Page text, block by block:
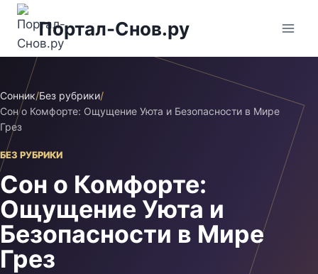
Перейти
содержимому
Портал-Снов.ру
Сонник/Без рубрики/
Сон о Комфорте: Ощущение Уюта и Безопасности в Мире
Грез
БЕЗ РУБРИКИ
Сон о Комфорте:
Ощущение Уюта и
Безопасности в Мире
Грез